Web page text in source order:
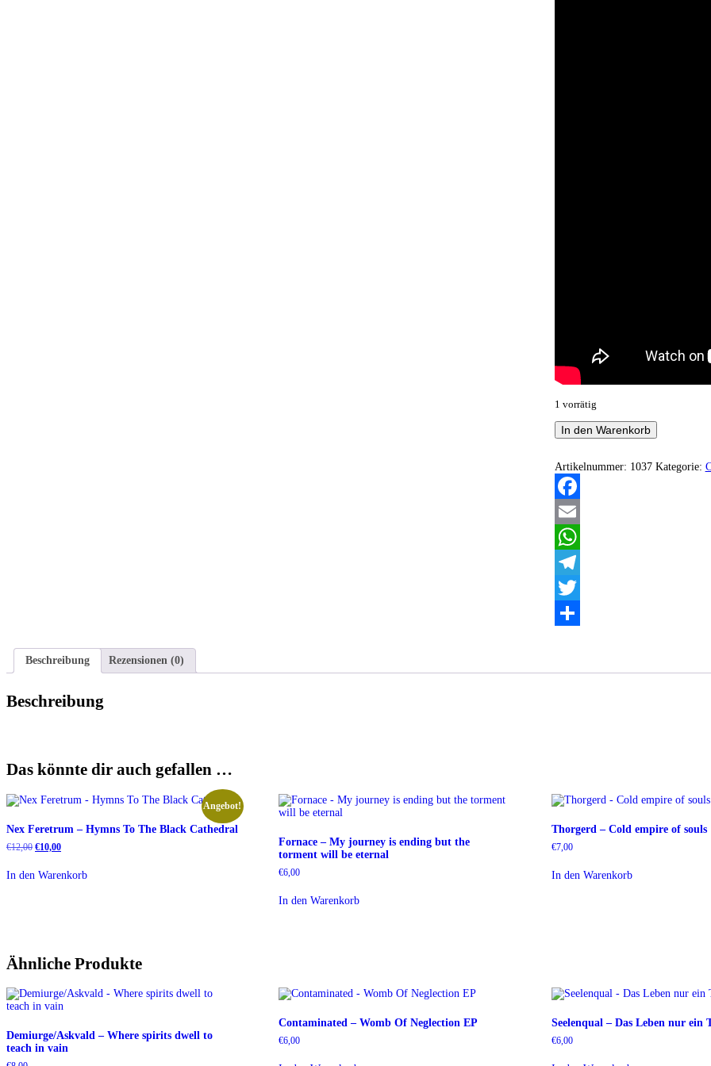
1 vorrätig
Mystical
Fullmoon
Chthonian
Theogony
Menge
In den Warenkorb
Artikelnummer: 1037 Kategorie:
Facebook
Email
WhatsApp
Telegram
Twitter
Beschreibung
Rezensionen (0)
Beschreibung
Das könnte dir auch gefallen …
Angebot!
Nex Feretrum – Hymns To The Black Cathedral
€12,00 Ursprünglicher
war:
€12,00
€10,00Aktueller
ist:
€10,00.
In den Warenkorb
Fornace – My journey is ending but the
torment will be eternal
€6,00
In den Warenkorb
Thorgerd – Cold empire of souls
€7,00
In den Warenkorb
Ähnliche Produkte
Demiurge/Askvald – Where spirits dwell to
teach in vain
Contaminated – Womb Of Neglection EP
€6,00
Seelenqual – Das Leben nur
€6,00